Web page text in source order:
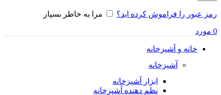
رمز عبور را فراموش کرده اید؟ مرا به خاطر بسپار
0 مورد
خانه و آشپزخانه
آشپزخانه
ابزار آشپزخانه
نظم دهنده آشپزخانه